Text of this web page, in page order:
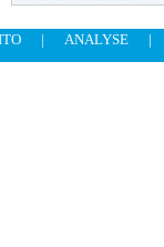
| ANALYSE
|